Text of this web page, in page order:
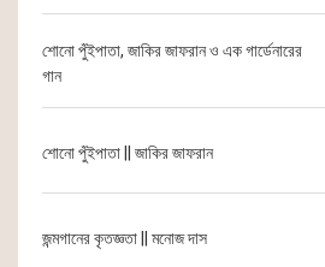
শোনো পুঁইপাতা, জাকির জাফরান ও এক গার্ডেনারের
গান
শোনো পুঁইপাতা || জাকির জাফরান
জন্মগানের কৃতজ্ঞতা || মনোজ দাস